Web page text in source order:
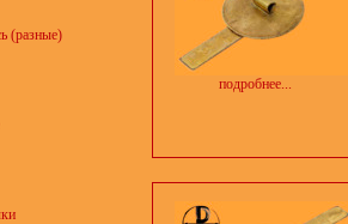
(разные)
подробнее...